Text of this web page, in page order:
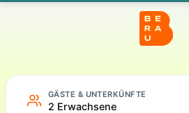
GÄSTE & UNTERKÜNFTE
2 Erwachsene